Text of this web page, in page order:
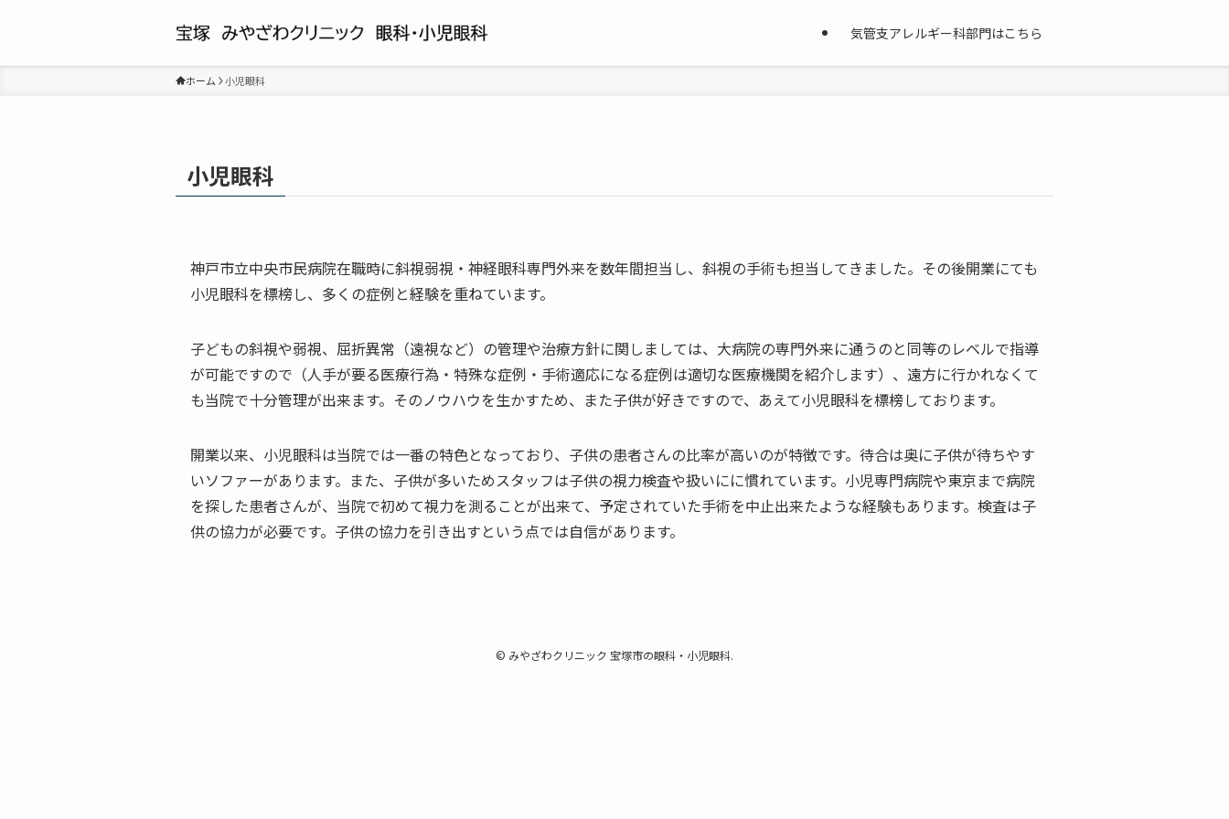
気管支アレルギー科部門はこちら
ホーム 小児眼科
小児眼科
神戸市立中央市民病院在職時に斜視弱視・神経眼科専門外来を数年間担当し、斜視の手術も担当してきました。その後開業にても
小児眼科を標榜し、多くの症例と経験を重ねています。
子どもの斜視や弱視、屈折異常（遠視など）の管理や治療方針に関しましては、大病院の専門外来に通うのと同等のレベルで指導
が可能ですので（人手が要る医療行為・特殊な症例・手術適応になる症例は適切な医療機関を紹介します）、遠方に行かれなくて
も当院で十分管理が出来ます。そのノウハウを生かすため、また子供が好きですので、あえて小児眼科を標榜しております。
開業以来、小児眼科は当院では一番の特色となっており、子供の患者さんの比率が高いのが特徴です。待合は奥に子供が待ちやす
いソファーがあります。また、子供が多いためスタッフは子供の視力検査や扱いにに慣れています。小児専門病院や東京まで病院
を探した患者さんが、当院で初めて視力を測ることが出来て、予定されていた手術を中止出来たような経験もあります。検査は子
供の協力が必要です。子供の協力を引き出すという点では自信があります。
© みやざわクリニック 宝塚市の眼科・小児眼科.